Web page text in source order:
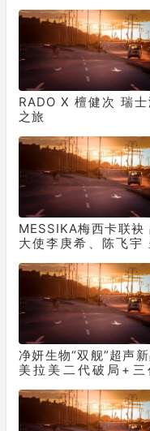
RADO X 檀健次 瑞
之旅
MESSIKA梅西卡联袂 品牌
大使李庚希、陈飞宇 呈献
净妍生物“双舰”超声新
美拉美二代破局+三